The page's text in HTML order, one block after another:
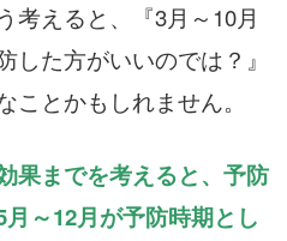
考えると、『3月～10月
した方がいいのでは？』
ことかもしれません。
果までを考えると、予防
～12月が予防時期とし